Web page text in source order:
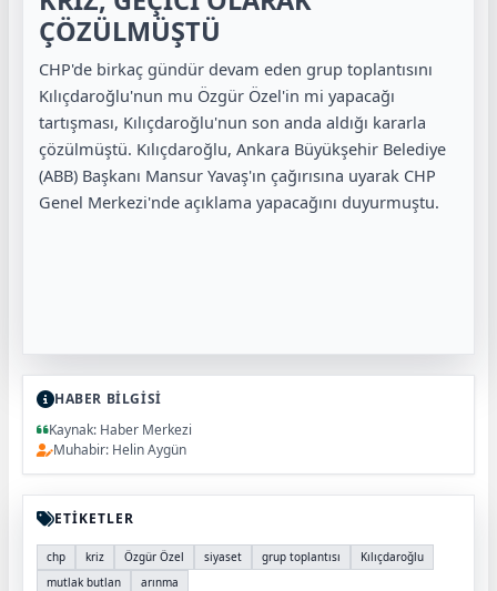
ÇÖZÜLMÜŞTÜ
CHP'de birkaç gündür devam eden grup toplantısını
Kılıçdaroğlu'nun mu Özgür Özel'in mi yapacağı
tartışması, Kılıçdaroğlu'nun son anda aldığı kararla
çözülmüştü. Kılıçdaroğlu, Ankara Büyükşehir Belediye
(ABB) Başkanı Mansur Yavaş'ın çağırısına uyarak CHP
Genel Merkezi'nde açıklama yapacağını duyurmuştu.
HABER BİLGİSİ
Kaynak: Haber Merkezi
Muhabir: Helin Aygün
ETİKETLER
chp kriz Özgür Özel siyaset grup toplantısı
Kılıçdaroğlu
mutlak butlan
arınma